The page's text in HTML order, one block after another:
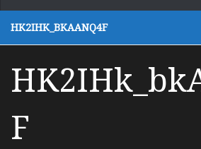
HK2IHK_BKAANQ4F
F